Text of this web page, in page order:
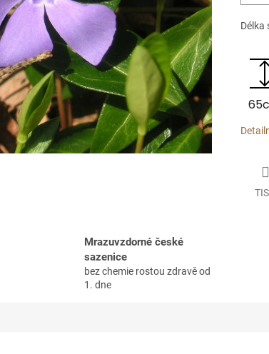
Délka
Mrazuvzdorné české
sazenice
bez chemie rostou zdravě od
1. dne